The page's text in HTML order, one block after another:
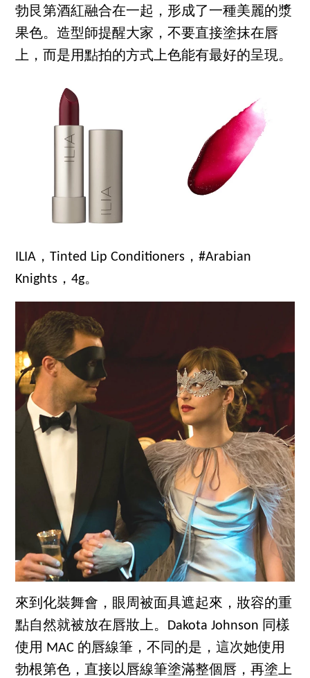
勃艮第酒紅融合在一起，形成了一種美麗的漿
果色。造型師提醒大家，不要直接塗抹在唇
上，而是用點拍的方式上色能有最好的呈現。
ILIA，Tinted Lip Conditioners，#Arabian
Knights，4g。
來到化裝舞會，眼周被面具遮起來，妝容的重
點自然就被放在唇妝上。Dakota Johnson 同樣
使用 MAC 的唇線筆，不同的是，這次她使用
勃根第色，直接以唇線筆塗滿整個唇，再塗上